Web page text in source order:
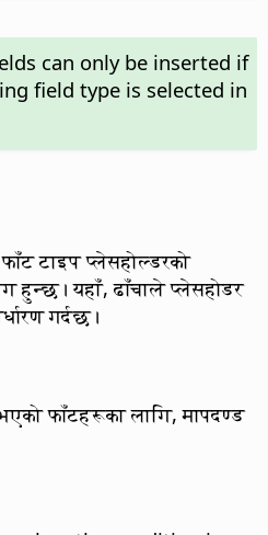
can only be inserted if
field type is selected in
टाइप प्लेसहोल्डरको
हुन्छ। यहाँ, ढाँचाले प्लेसहोडर
गर्दछ।
फाँटहरूका लागि, मापदण्ड